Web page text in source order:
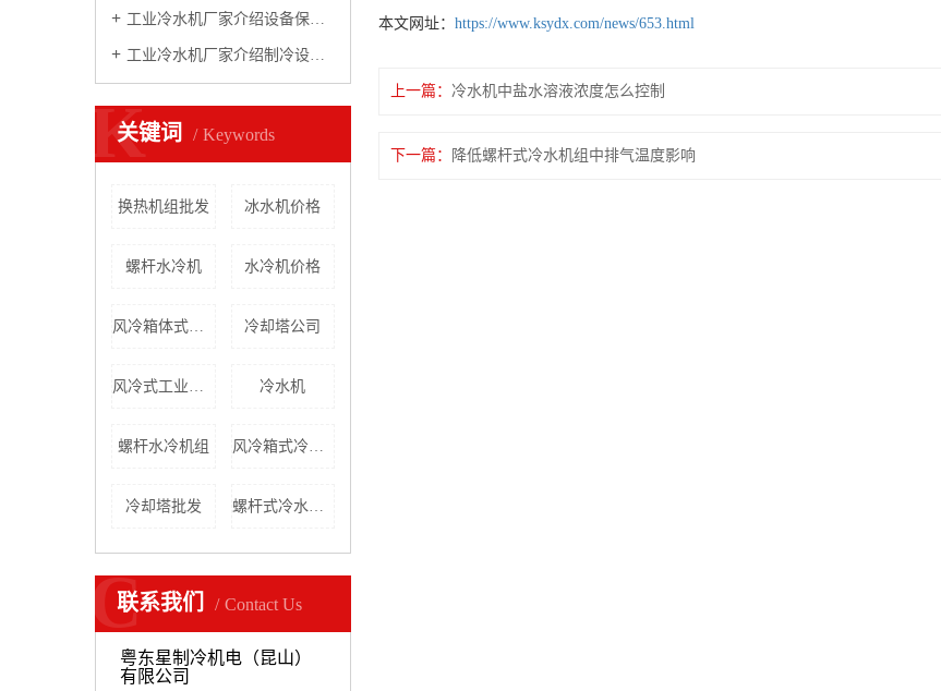
工业冷水机厂家介绍设备保养常识
工业冷水机厂家介绍制冷设备性能
关键词 Keywords
K
换热机组批发 冰水机价格
螺杆水冷机 水冷机价格
风冷箱体式冷水机 冷却塔公司
风冷式工业冷水机 冷水机
螺杆水冷机组 风冷箱式冷水机批发
冷却塔批发 螺杆式冷水机厂家
联系我们 Contact Us
C
粤东星制冷机电（昆山）
有限公司
本文网址：https://www.ksydx.com/news/653.html
上一篇 冷水机中盐水溶液浓度怎么控制
下一篇 降低螺杆式冷水机组中排气温度影响